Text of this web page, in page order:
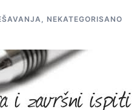
, NEKATEGORISANO